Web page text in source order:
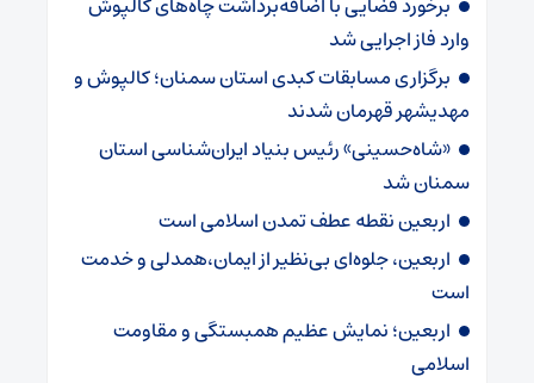
وارد فاز اجرایی شد
برگزاری مسابقات کبدی استان سمنان؛ کالپوش و
مهدیشهر قهرمان شدند
«شاه‌حسینی» رئیس بنیاد ایران‌شناسی استان
سمنان شد
اربعین نقطه عطف تمدن اسلامی است
اربعین، جلوه‌ای بی‌نظیر از ایمان،همدلی و خدمت
است
اربعین؛ نمایش عظیم همبستگی و مقاومت
اسلامی